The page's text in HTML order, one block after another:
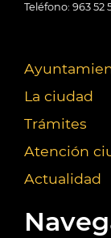
Teléfono: 963 52
La ciudad
Trámites
Atención
Actualidad